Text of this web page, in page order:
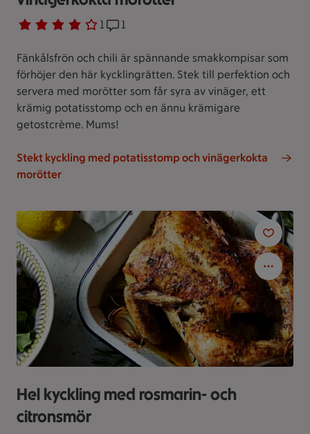
Betyg 4 av 5. 1
1 personer har röstatReceptet har 1 kommentarer
1
Fänkålsfrön och chili är spännande smakkompisar som
förhöjer den här kycklingrätten. Stek till perfektion och
servera med morötter som får syra av vinäger, ett
krämig potatisstomp och en ännu krämigare
getostcrème. Mums!
Stekt kyckling med potatisstomp och vinägerkokta
morötter
Hel kyckling med rosmarin- och
citronsmör